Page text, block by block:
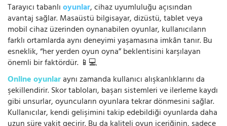
Tarayıcı tabanlıoyunlar, cihaz uyumluluğu açısından
avantaj sağlar. Masaüstü bilgisayar, dizüstü, tablet veya
mobil cihaz üzerinden oynanabilen oyunlar, kullanıcıların
farklı ortamlarda aynı deneyimi yaşamasına imkân tanır. Bu
esneklik, “her yerden oyun oyna” beklentisini karşılayan
önemli bir faktördür. 📱💻
Online oyunlaraynı zamanda kullanıcı alışkanlıklarını da
şekillendirir. Skor tabloları, başarı sistemleri ve ilerleme kaydı
gibi unsurlar, oyuncuların oyunlara tekrar dönmesini sağlar.
Kullanıcılar, kendi gelişimini takip edebildiği oyunlarda daha